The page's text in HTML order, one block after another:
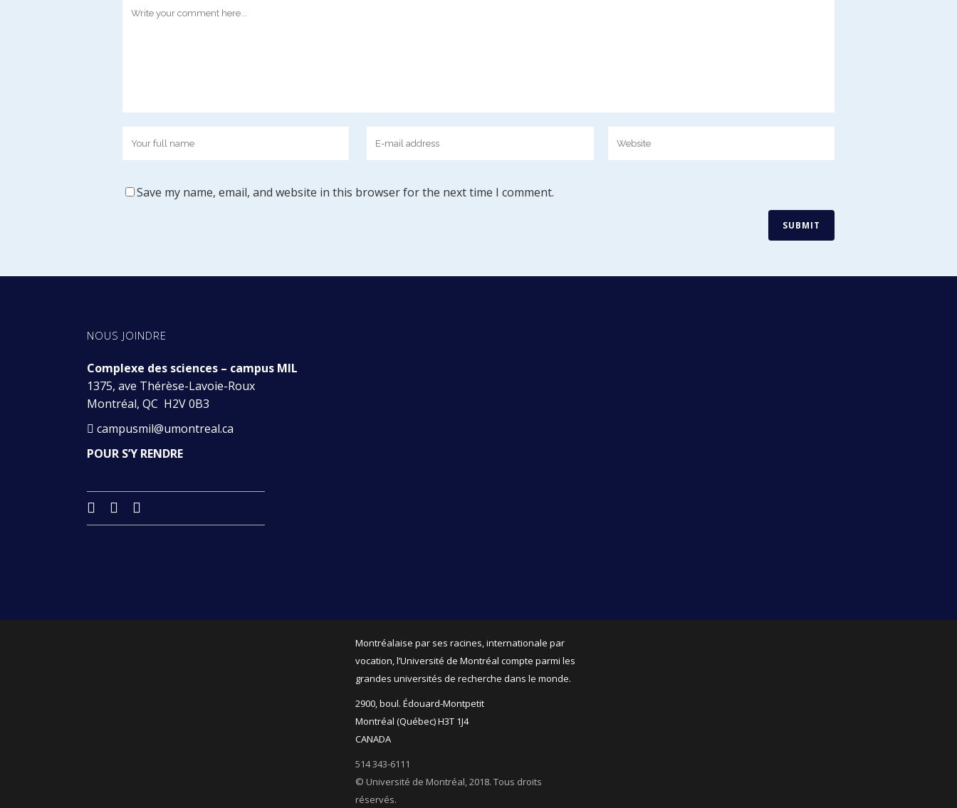
Save my name, email, and website in this browser for the next time I comment.
NOUS JOINDRE
Complexe des sciences – campus MIL
1375, ave Thérèse-Lavoie-Roux
Montréal, QC H2V 0B3
campusmil@umontreal.ca
POUR S’Y RENDRE
Montréalaise par ses racines, internationale par
vocation, l’Université de Montréal compte parmi les
grandes universités de recherche dans le monde.
2900, boul. Édouard-Montpetit
Montréal (Québec) H3T 1J4
CANADA
514 343-6111
© Université de Montréal, 2018. Tous droits
réservés.